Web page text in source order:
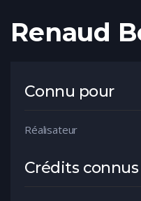
Renaud
Connu pour
Réalisateur
Crédits connus